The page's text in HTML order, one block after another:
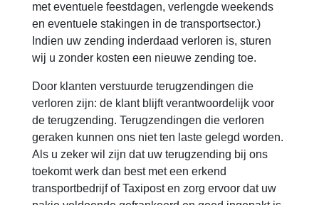
met eventuele feestdagen, verlengde weekends
en eventuele stakingen in de transportsector.)
Indien uw zending inderdaad verloren is, sturen
wij u zonder kosten een nieuwe zending toe.
Door klanten verstuurde terugzendingen die
verloren zijn: de klant blijft verantwoordelijk voor
de terugzending. Terugzendingen die verloren
geraken kunnen ons niet ten laste gelegd worden.
Als u zeker wil zijn dat uw terugzending bij ons
toekomt werk dan best met een erkend
transportbedrijf of Taxipost en zorg ervoor dat uw